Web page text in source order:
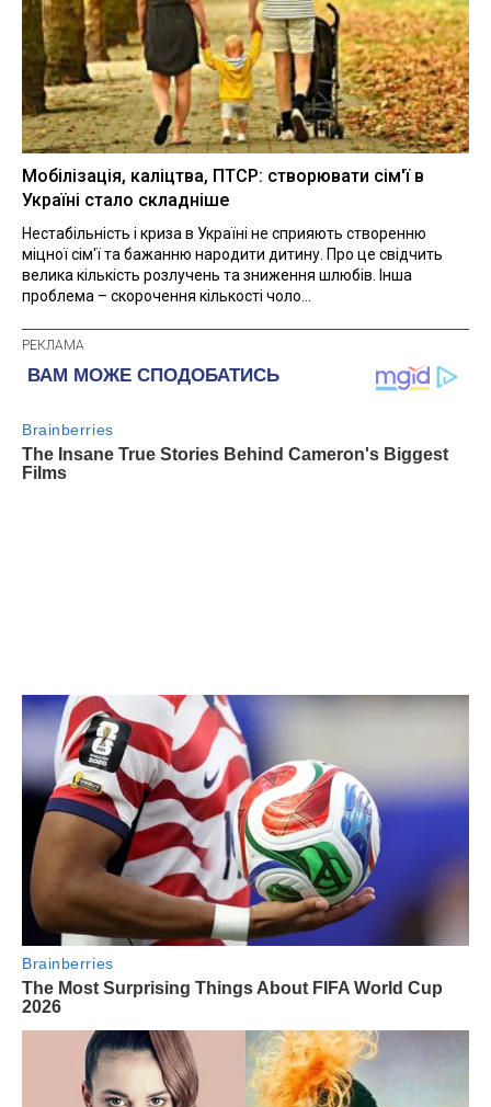
Мобілізація, каліцтва, ПТСР: створювати сім'ї в
Україні стало складніше
Нестабільність і криза в Україні не сприяють створенню
міцної сім'ї та бажанню народити дитину. Про це свідчить
велика кількість розлучень та зниження шлюбів. Інша
проблема – скорочення кількості чоло...